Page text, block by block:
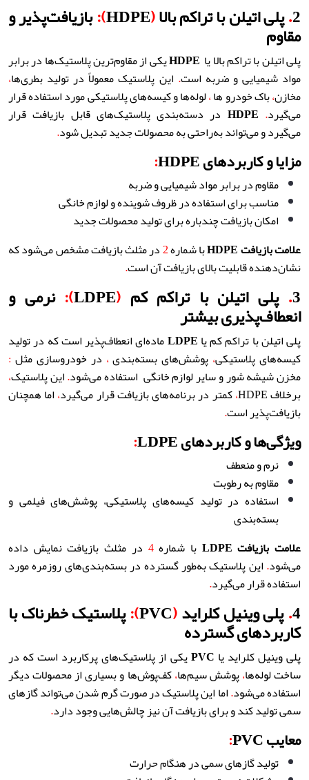
2
.پلی اتیلن با تراکم بالا(
HDPE
):بازیافت‌پذیر و
مقاوم
پلی اتیلن با تراکم بالا یا HDPEیکی از مقاوم‌ترین پلاستیک‌ها در برابر
مواد شیمیایی و ضربه است. این پلاستیک معمولاً در تولید بطری‌ها،
مخازن،باک خودرو ها،لوله‌ها و کیسه‌های پلاستیکی مورد استفاده قرار
می‌گیرد.
HDPE در دسته‌بندی پلاستیک‌های قابل بازیافت قرار
می‌گیرد و می‌تواند به‌راحتی به محصولات جدید تبدیل شود.
مزایا و کاربردهای HDPE :
مقاوم در برابر مواد شیمیایی و ضربه
مناسب برای استفاده در ظروف شوینده و لوازم خانگی
امکان بازیافت چندباره برای تولید محصولات جدید
علامت بازیافت
با شماره2در مثلث بازیافت مشخص می‌شود که
نشان‌دهنده قابلیت بالای بازیافت آن است.
3
. پلی اتیلن با تراکم کم (
LDPE
):نرمی و
انعطاف‌پذیری بیشتر
پلی اتیلن با تراکم کم یاLDPEماده‌ای انعطاف‌پذیر است که در تولید
کیسه‌های پلاستیکی، پوشش‌های بسته‌بندی، در خودروسازی مثل :
مخزن شیشه شور وسایر لوازم خانگی استفاده می‌شود.این پلاستیک،
برخلاف HDPE
،کمتر در برنامه‌های بازیافت قرار می‌گیرد،اما همچنان
بازیافت‌پذیر است.
ویژگی‌ها و کاربردهای LDPE :
نرم و منعطف
مقاوم به رطوبت
استفاده در تولید کیسه‌های پلاستیکی، پوشش‌های فیلمی و
بسته‌بندی
علامت بازیافتLDPE با شماره4 در مثلث بازیافت نمایش داده
می‌شود.این پلاستیک به‌طور گسترده در بسته‌بندی‌های روزمره مورد
استفاده قرار می‌گیرد.
4
.پلی وینیل کلراید(
PVC
):پلاستیک خطرناک با
کاربردهای گسترده
پلی وینیل کلراید یا PVCیکی از پلاستیک‌های پرکاربرد است که در
ساخت لوله‌ها،پوشش سیم‌ها،کف‌پوش‌ها و بسیاری از محصولات دیگر
استفاده می‌شود.اما این پلاستیک در صورت گرم شدن می‌تواند گازهای
سمی تولید کند و برای بازیافت آن نیز چالش‌هایی وجود دارد.
معایب PVC :
تولید گازهای سمی در هنگام حرارت